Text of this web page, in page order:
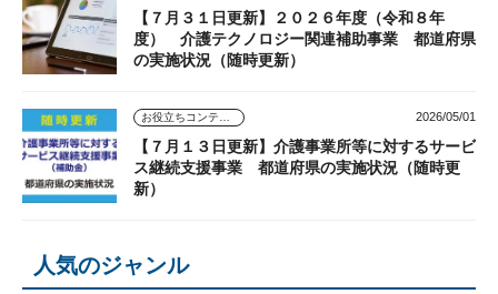
【７月３１日更新】２０２６年度（令和８年
度） 介護テクノロジー関連補助事業 都道府県
の実施状況（随時更新）
2026/05/01
【７月１３日更新】介護事業所等に対するサービ
ス継続支援事業 都道府県の実施状況（随時更
新）
人気のジャンル